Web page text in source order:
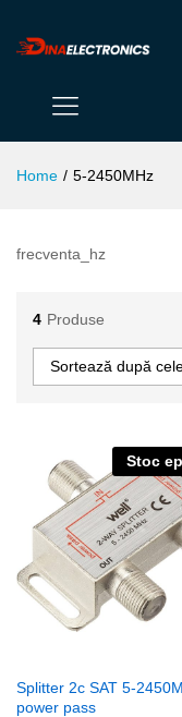
Home / 5-2450MHz
frecventa_hz
4 Produse
Sortează după
Stoc
Splitter 2c SAT 5-
power pass